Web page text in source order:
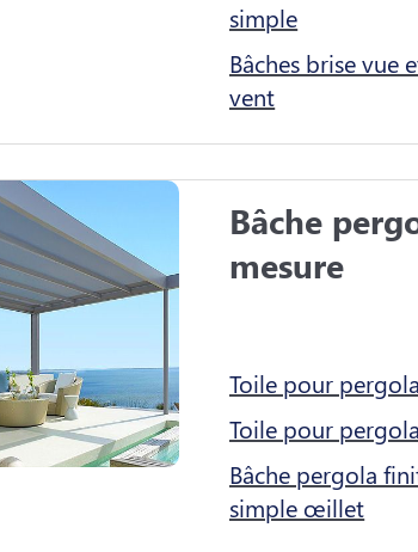
simple
Bâches brise vue
vent
Bâche
mesure
Toile pour
Toile pour
Bâche pergola
simple œillet